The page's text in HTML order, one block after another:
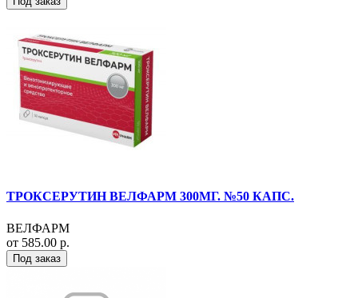
ТРОКСЕРУТИН ВЕЛФАРМ 300МГ. №50 КАПС.
ВЕЛФАРМ
от 585.00 р.
Под заказ